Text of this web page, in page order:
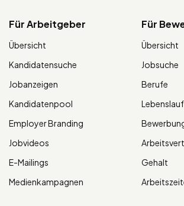
Für Arbeitgeber
Übersicht
Kandidatensuche
Jobanzeigen
Kandidatenpool
Employer Branding
Jobvideos
E-Mailings
Medienkampagnen
Für
Übersicht
Jobsuche
Berufe
Lebenslauf
Gehalt